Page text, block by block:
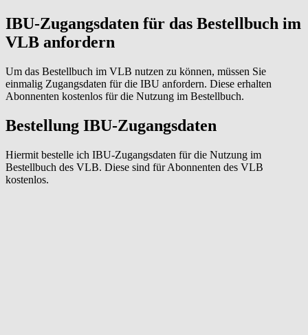
IBU-Zugangsdaten für das Bestellbuch im
VLB anfordern
Um das Bestellbuch im VLB nutzen zu können, müssen Sie
einmalig Zugangsdaten für die IBU anfordern. Diese erhalten
Abonnenten kostenlos für die Nutzung im Bestellbuch.
Bestellung IBU-Zugangsdaten
​Hiermit bestelle ich IBU-Zugangsdaten für die Nutzung im
Bestellbuch des VLB. Diese sind für Abonnenten des VLB
kostenlos.